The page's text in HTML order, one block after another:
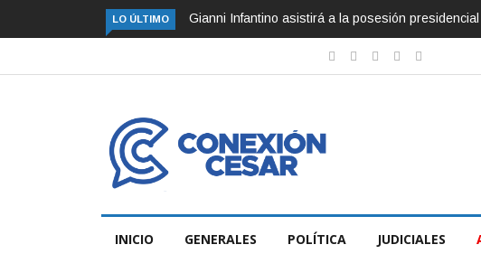
LO ÚLTIMO Gianni Infantino asistirá a la posesión
INICIO GENERALES POLÍTICA JUDICIALES